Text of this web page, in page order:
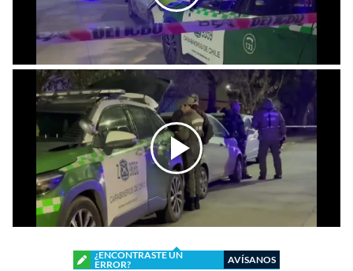
¿ENCONTRASTE UN
ERROR?
AVÍSANOS